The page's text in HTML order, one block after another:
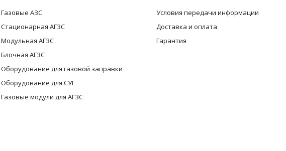
Газовые АЗС
Стационарная АГЗС
Модульная АГЗС
Блочная АГЗС
Оборудование для газовой заправки
Оборудование для СУГ
Газовые модули для АГЗС
Условия передачи информации
Доставка и оплата
Гарантия